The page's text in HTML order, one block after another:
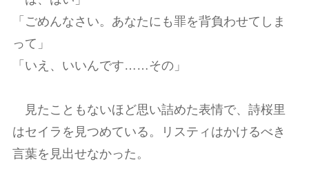
「ごめんなさい。あなたにも罪を背負わせてしま
って」
「いえ、いいんです……その」
見たこともないほど思い詰めた表情で、詩桜里
はセイラを見つめている。リスティはかけるべき
言葉を見出せなかった。